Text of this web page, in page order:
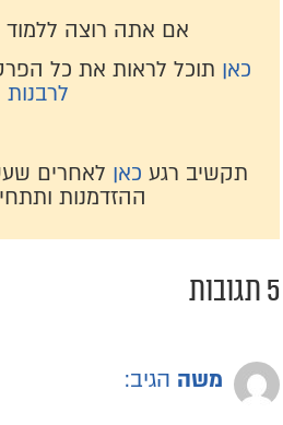
אם אתה רוצה ללמוד
כאןתוכל לראות את כל
לרבנות
תקשיב רגע כאןלאחרים
ההזדמנות
משה הגיב: